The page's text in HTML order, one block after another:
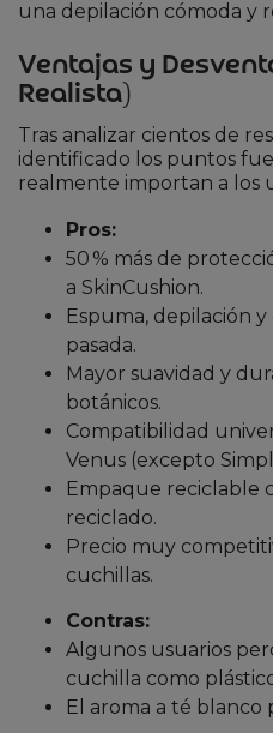
una depilación cómoda y
Ventajas y
Realista)
Tras analizar cientos de
identificado los puntos
realmente importan a los
Pros:
50 % más de
a SkinCushion.
Espuma, depilación
pasada.
Mayor suavidad y
botánicos.
Compatibilidad
Venus (excepto
Empaque reciclable
reciclado.
Precio muy
cuchillas.
Contras:
Algunos usuarios
cuchilla como
El aroma a té blanco